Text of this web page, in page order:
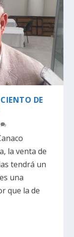
DE
la venta de
tendrá un
una
que la de